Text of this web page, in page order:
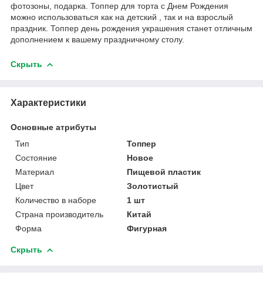
фотозоны, подарка. Топпер для торта с Днем Рождения
можно использоваться как на детский , так и на взрослый
праздник. Топпер день рождения украшения станет отличным
дополнением к вашему праздничному столу.
Скрыть
Характеристики
Основные атрибуты
Тип
Топпер
Состояние
Новое
Материал
Пищевой пластик
Цвет
Золотистый
Количество в наборе
1 шт
Страна производитель
Китай
Форма
Фигурная
Скрыть